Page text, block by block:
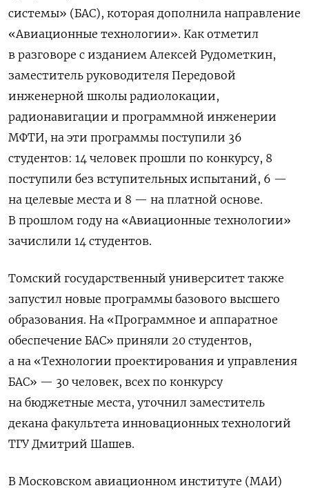
системы» (БАС), которая дополнила направление
«Авиационные технологии». Как отметил
в разговоре с изданием Алексей Рудометкин,
заместитель руководителя Передовой
инженерной школы радиолокации,
радионавигации и программной инженерии
МФТИ, на эти программы поступили 36
студентов: 14 человек прошли по конкурсу, 8
поступили без вступительных испытаний, 6 —
на целевые места и 8 — на платной основе.
В прошлом году на «Авиационные технологии»
зачислили 14 студентов.
Томский государственный университет также
запустил новые программы базового высшего
образования. На «Программное и аппаратное
обеспечение БАС» приняли 20 студентов,
а на «Технологии проектирования и управления
БАС» — 30 человек, всех по конкурсу
на бюджетные места, уточнил заместитель
декана факультета инновационных технологий
ТГУ Дмитрий Шашев.
В Московском авиационном институте (МАИ)